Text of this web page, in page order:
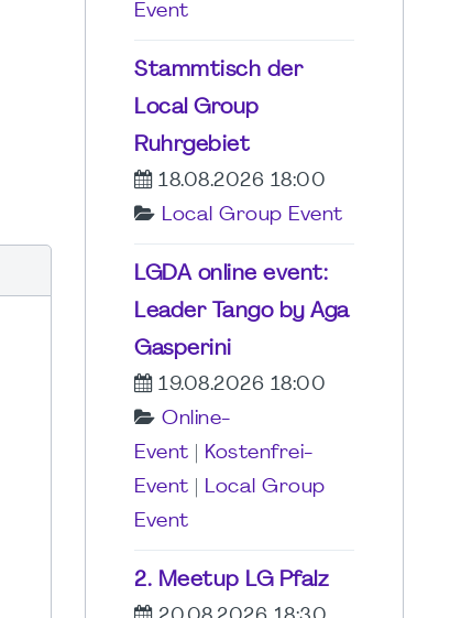
Event
Stammtisch der
Local Group
Ruhrgebiet
18.08.2026 18:00
Local Group Event
LGDA online event:
Leader Tango by Aga
Gasperini
19.08.2026 18:00
Online-
Event
Kostenfrei-
Event
Local Group
Event
2. Meetup LG Pfalz